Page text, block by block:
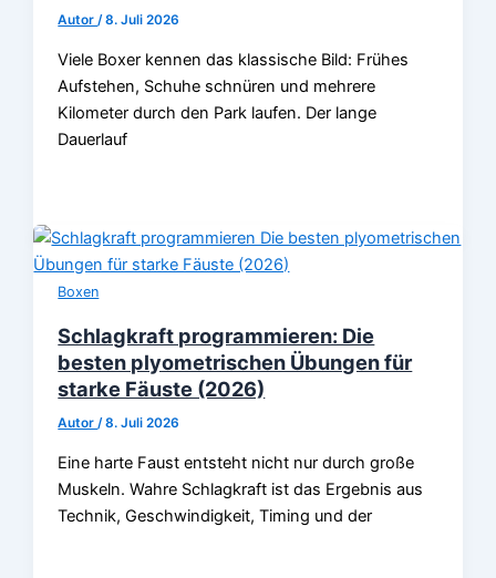
Autor/8. Juli 2026
Viele Boxer kennen das klassische Bild: Frühes
Aufstehen, Schuhe schnüren und mehrere
Kilometer durch den Park laufen. Der lange
Dauerlauf
Boxen
Schlagkraft programmieren: Die
besten plyometrischen Übungen für
starke Fäuste (2026)
Autor/8. Juli 2026
Eine harte Faust entsteht nicht nur durch große
Muskeln. Wahre Schlagkraft ist das Ergebnis aus
Technik, Geschwindigkeit, Timing und der